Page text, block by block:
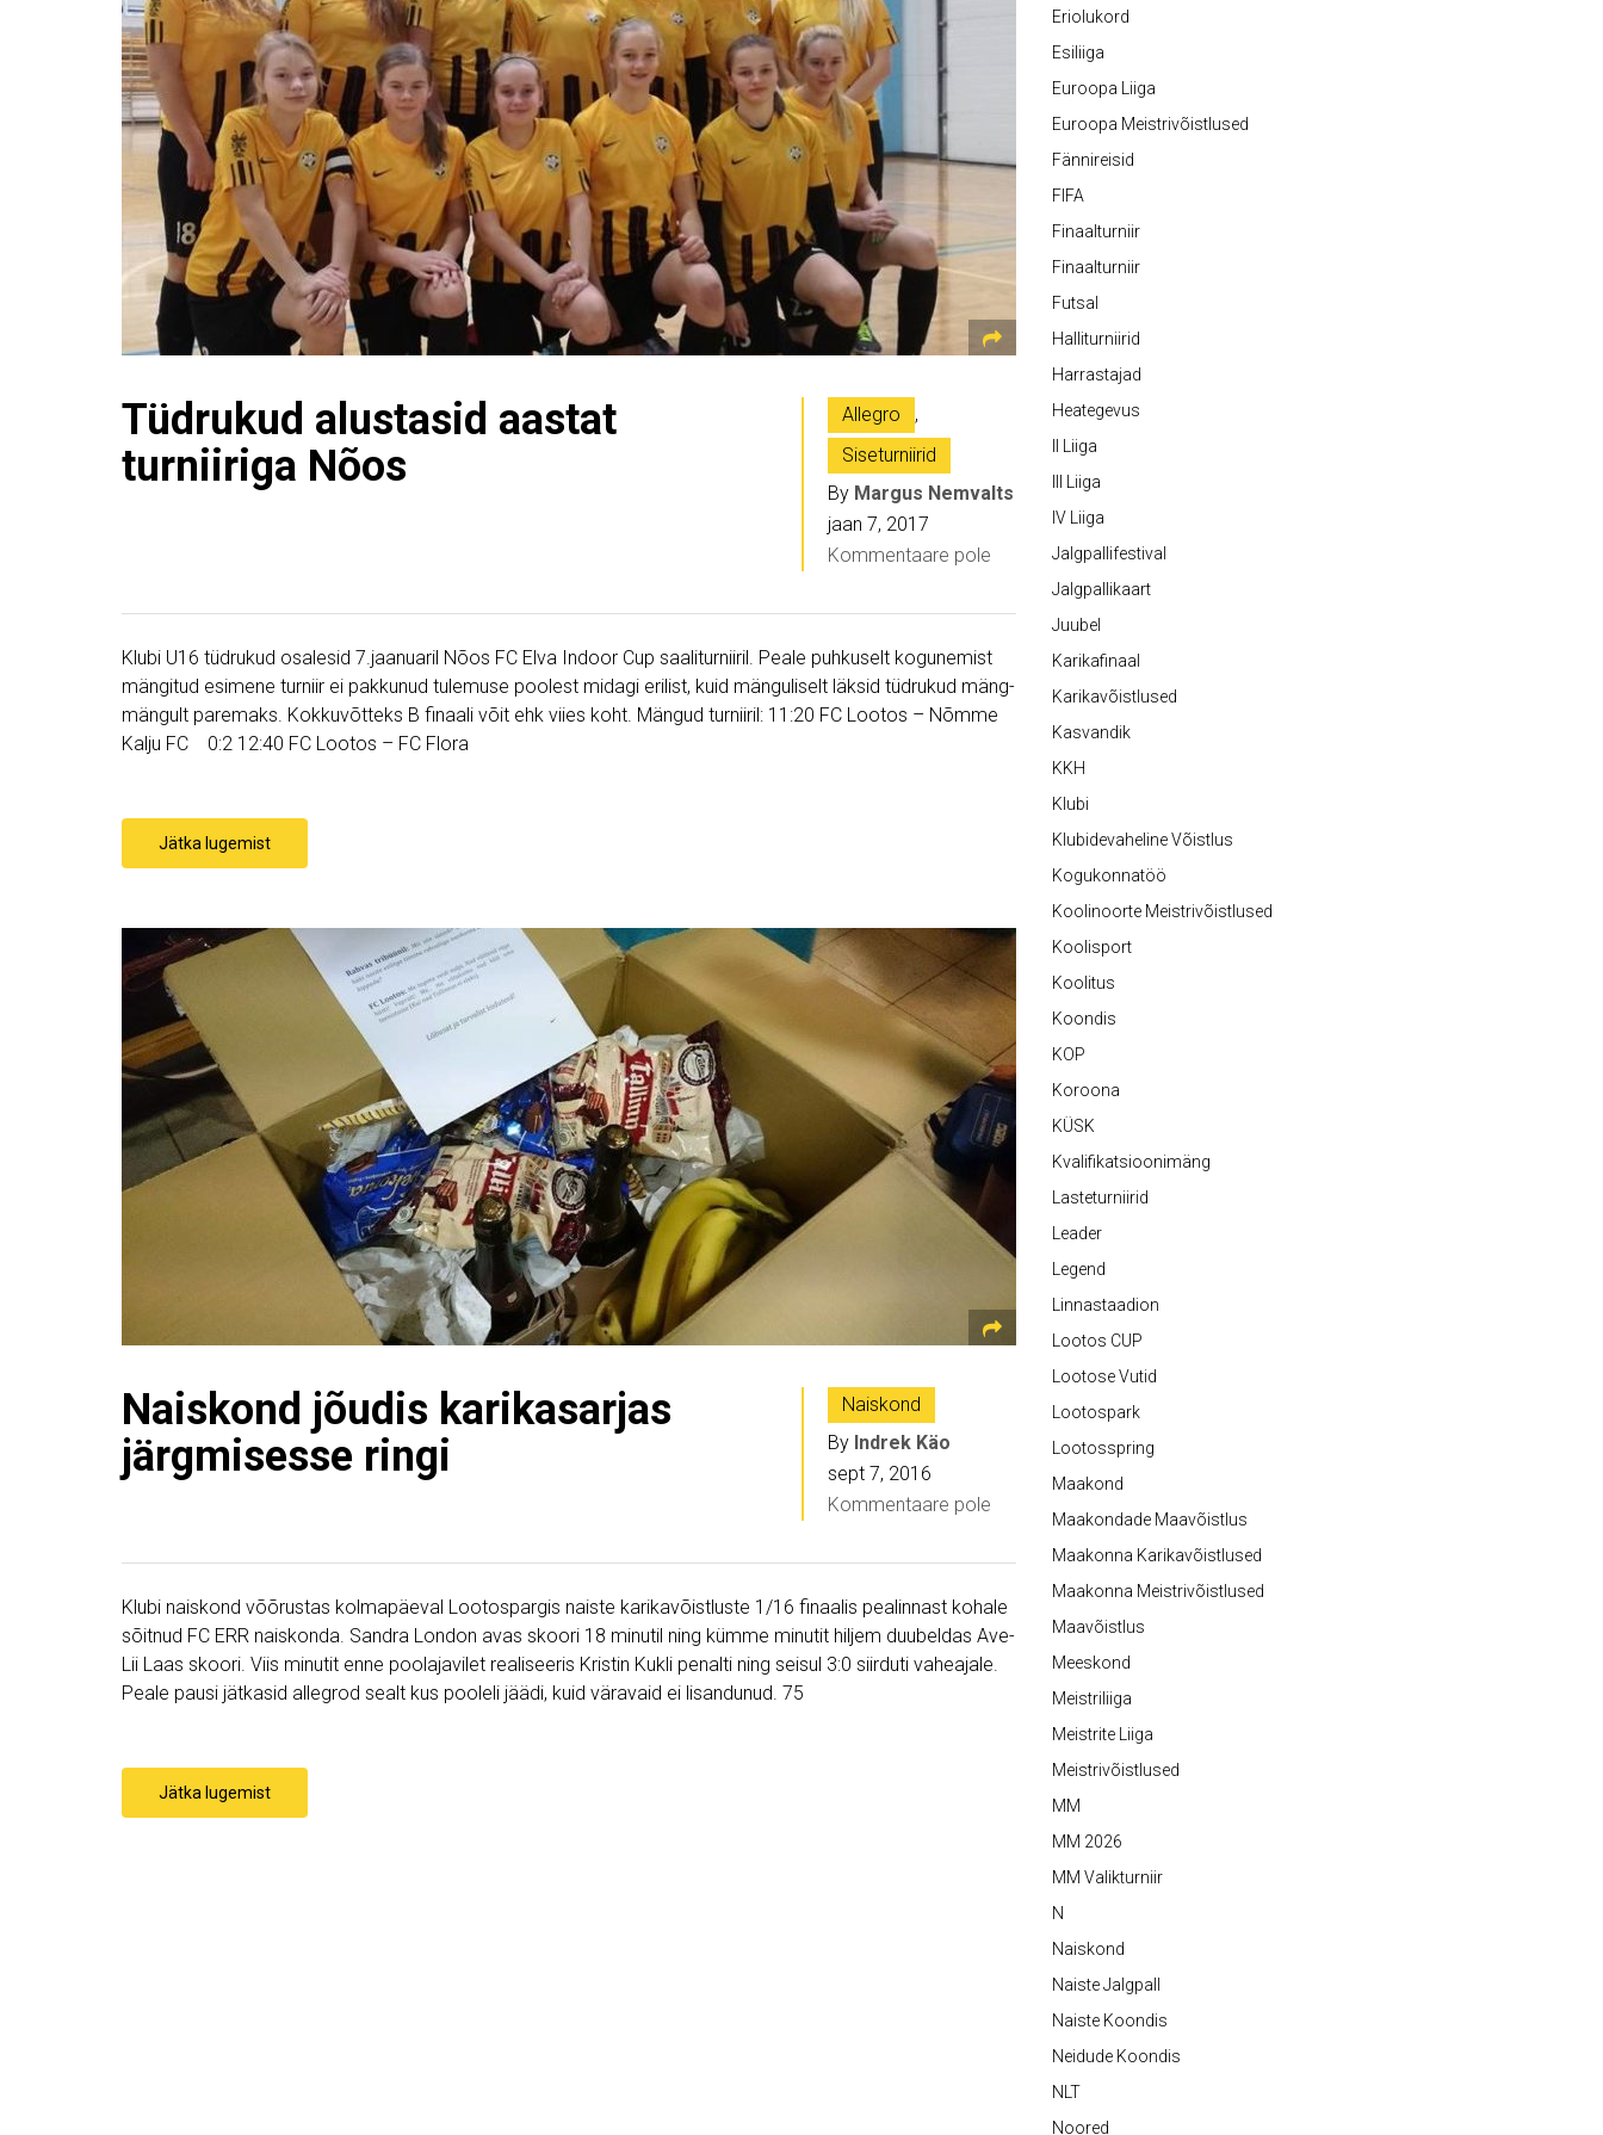
Tüdrukud alustasid aastat
turniiriga Nõos
Allegro
,
Siseturniirid
By Margus Nemvalts
jaan 7, 2017
Kommentaare pole
Klubi U16 tüdrukud osalesid 7.jaanuaril Nõos FC Elva Indoor Cup saaliturniiril. Peale puhkuselt kogunemist
mängitud esimene turniir ei pakkunud tulemuse poolest midagi erilist, kuid mänguliselt läksid tüdrukud mäng-
mängult paremaks. Kokkuvõtteks B finaali võit ehk viies koht. Mängud turniiril: 11:20 FC Lootos – Nõmme
Kalju FC 0:2 12:40 FC Lootos – FC Flora
Jätka lugemist
Naiskond jõudis karikasarjas
järgmisesse ringi
Naiskond
By Indrek Käo
sept 7, 2016
Kommentaare pole
Klubi naiskond võõrustas kolmapäeval Lootospargis naiste karikavõistluste 1/16 finaalis pealinnast kohale
sõitnud FC ERR naiskonda. Sandra London avas skoori 18 minutil ning kümme minutit hiljem duubeldas Ave-
Lii Laas skoori. Viis minutit enne poolajavilet realiseeris Kristin Kukli penalti ning seisul 3:0 siirduti vaheajale.
Peale pausi jätkasid allegrod sealt kus pooleli jäädi, kuid väravaid ei lisandunud. 75
Jätka lugemist
Eriolukord
Esiliiga
Euroopa Liiga
Euroopa Meistrivõistlused
Fännireisid
FIFA
Finaalturniir
Finaalturniir
Futsal
Halliturniirid
Harrastajad
Heategevus
II Liiga
III Liiga
IV Liiga
Jalgpallifestival
Jalgpallikaart
Juubel
Karikafinaal
Karikavõistlused
Kasvandik
KKH
Klubi
Klubidevaheline Võistlus
Kogukonnatöö
Koolinoorte Meistrivõistlused
Koolisport
Koolitus
Koondis
KOP
Koroona
KÜSK
Kvalifikatsioonimäng
Lasteturniirid
Leader
Legend
Linnastaadion
Lootos CUP
Lootose Vutid
Lootospark
Lootosspring
Maakond
Maakondade Maavõistlus
Maakonna Karikavõistlused
Maakonna Meistrivõistlused
Maavõistlus
Meeskond
Meistriliiga
Meistrite Liiga
Meistrivõistlused
MM
MM 2026
MM Valikturniir
N
Naiskond
Naiste Jalgpall
Naiste Koondis
Neidude Koondis
NLT
Noored